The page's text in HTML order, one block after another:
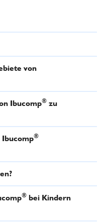
von
Ibucomp® zu
Ibucomp®
® bei Kindern